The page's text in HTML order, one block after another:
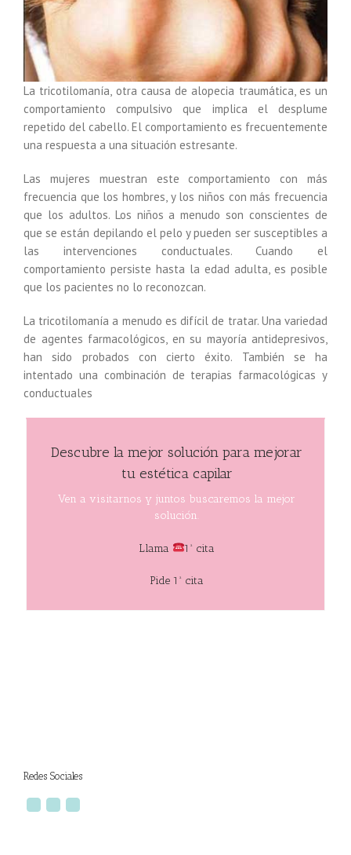
La tricotilomanía, otra causa de alopecia traumática, es un
comportamiento compulsivo que implica el desplume
repetido del cabello. El comportamiento es frecuentemente
una respuesta a una situación estresante.
Las mujeres muestran este comportamiento con más
frecuencia que los hombres, y los niños con más frecuencia
que los adultos. Los niños a menudo son conscientes de
que se están depilando el pelo y pueden ser susceptibles a
las intervenciones conductuales. Cuando el
comportamiento persiste hasta la edad adulta, es posible
que los pacientes no lo reconozcan.
La tricotilomanía a menudo es difícil de tratar. Una variedad
de agentes farmacológicos, en su mayoría antidepresivos,
han sido probados con cierto éxito. También se ha
intentado una combinación de terapias farmacológicas y
conductuales
Descubre la mejor solución para mejorar
tu estética capilar
Ven a visitarnos y juntos buscaremos la mejor
solución.
Llama 1ª cita
Pide 1ª cita
Redes Sociales